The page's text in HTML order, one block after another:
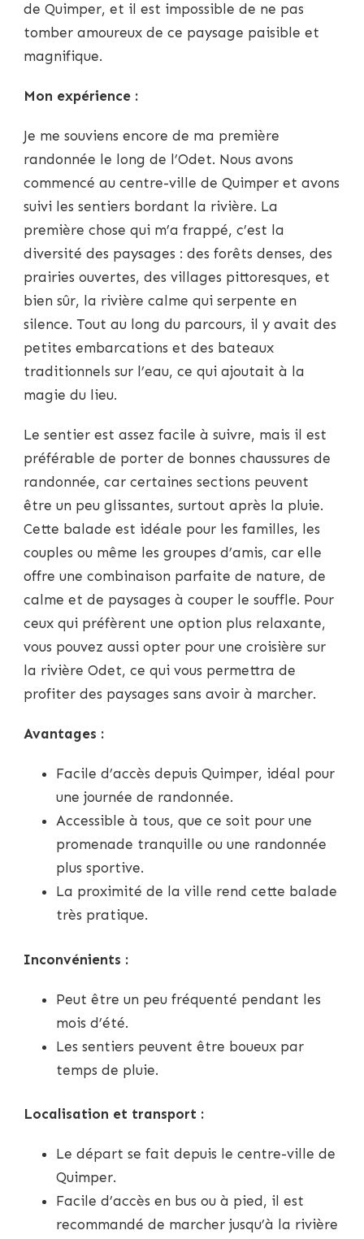
de Quimper, et il est impossible de ne pas
tomber amoureux de ce paysage paisible et
magnifique.
Mon expérience :
Je me souviens encore de ma première
randonnée le long de l’Odet. Nous avons
commencé au centre-ville de Quimper et avons
suivi les sentiers bordant la rivière. La
première chose qui m’a frappé, c’est la
diversité des paysages : des forêts denses, des
prairies ouvertes, des villages pittoresques, et
bien sûr, la rivière calme qui serpente en
silence. Tout au long du parcours, il y avait des
petites embarcations et des bateaux
traditionnels sur l’eau, ce qui ajoutait à la
magie du lieu.
Le sentier est assez facile à suivre, mais il est
préférable de porter de bonnes chaussures de
randonnée, car certaines sections peuvent
être un peu glissantes, surtout après la pluie.
Cette balade est idéale pour les familles, les
couples ou même les groupes d’amis, car elle
offre une combinaison parfaite de nature, de
calme et de paysages à couper le souffle. Pour
ceux qui préfèrent une option plus relaxante,
vous pouvez aussi opter pour une croisière sur
la rivière Odet, ce qui vous permettra de
profiter des paysages sans avoir à marcher.
Avantages :
Facile d’accès depuis Quimper, idéal pour
une journée de randonnée.
Accessible à tous, que ce soit pour une
promenade tranquille ou une randonnée
plus sportive.
La proximité de la ville rend cette balade
très pratique.
Inconvénients :
Peut être un peu fréquenté pendant les
mois d’été.
Les sentiers peuvent être boueux par
temps de pluie.
Localisation et transport :
Le départ se fait depuis le centre-ville de
Quimper.
Facile d’accès en bus ou à pied, il est
recommandé de marcher jusqu’à la rivière